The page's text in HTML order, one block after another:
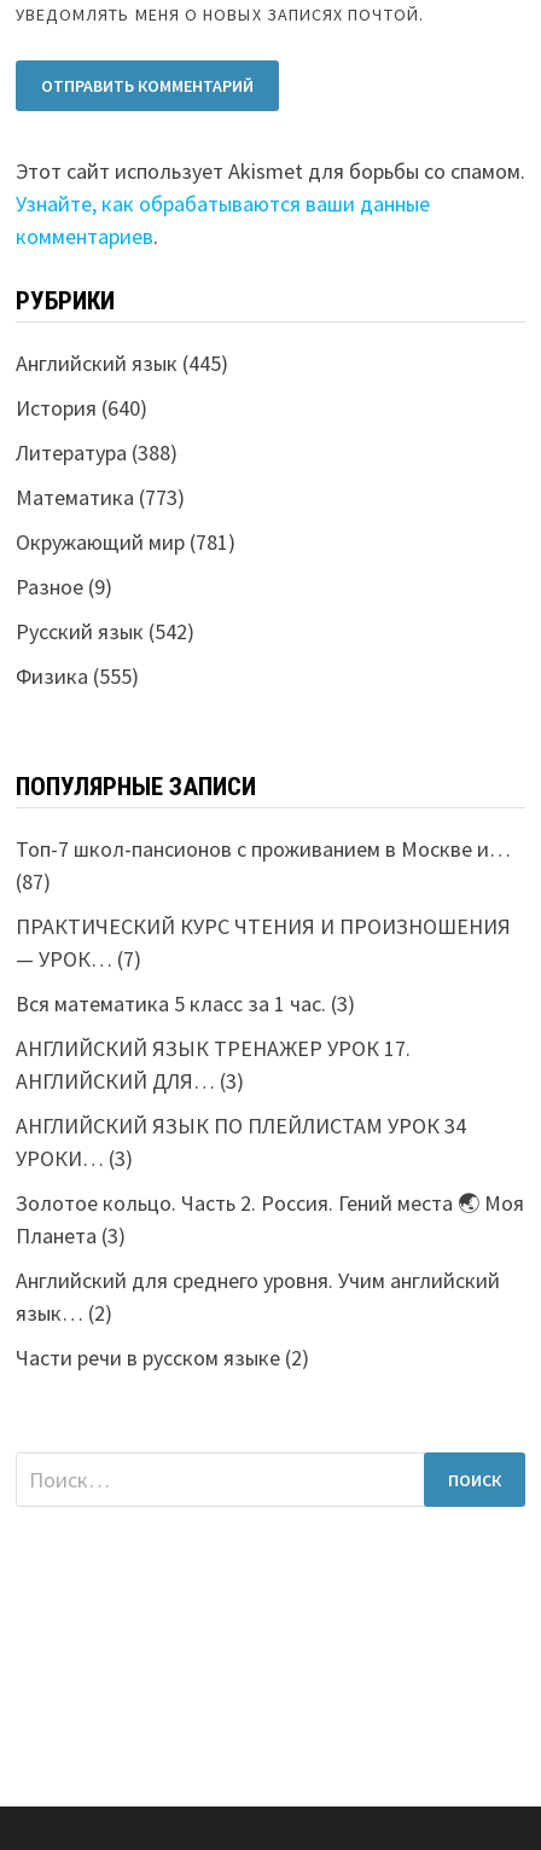
УВЕДОМЛЯТЬ МЕНЯ О НОВЫХ ЗАПИСЯХ ПОЧТОЙ.
Этот сайт использует Akismet для борьбы со спамом.
Узнайте, как обрабатываются ваши данные
комментариев.
РУБРИКИ
Английский язык (445)
История (640)
Литература (388)
Математика (773)
Окружающий мир(781)
Разное(9)
Русский язык (542)
Физика (555)
ПОПУЛЯРНЫЕ ЗАПИСИ
Топ-7 школ-пансионов с проживанием в Москве и…
(87)
ПРАКТИЧЕСКИЙ КУРС ЧТЕНИЯ И ПРОИЗНОШЕНИЯ
— УРОК… (7)
Вся математика 5 класс за 1 час. (3)
АНГЛИЙСКИЙ ЯЗЫК ТРЕНАЖЕР УРОК 17.
АНГЛИЙСКИЙ ДЛЯ… (3)
АНГЛИЙСКИЙ ЯЗЫК ПО ПЛЕЙЛИСТАМ УРОК 34
УРОКИ… (3)
Золотое кольцо. Часть 2. Россия. Гений места 🌏 Моя
Планета (3)
Английский для среднего уровня. Учим английский
язык… (2)
Части речи в русском языке (2)
Найти: